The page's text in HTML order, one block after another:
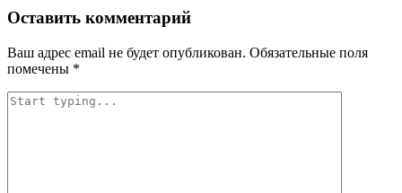
Оставить комментарий
Ваш адрес email не будет опубликован. Обязательные поля
помечены *